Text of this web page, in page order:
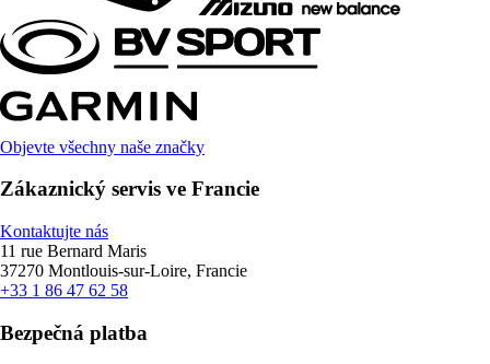
Objevte všechny naše značky
Zákaznický servis ve Francie
Kontaktujte nás
11 rue Bernard Maris
37270 Montlouis-sur-Loire, Francie
+33 1 86 47 62 58
Bezpečná platba